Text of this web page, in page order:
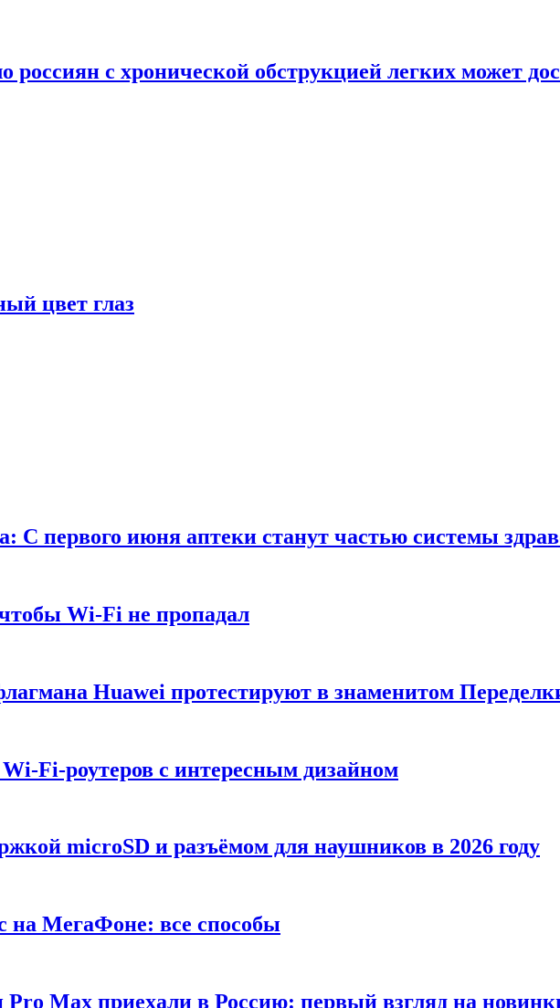
россиян с хронической обструкцией легких может
цвет глаз
С первого июня аптеки станут частью системы
Wi-Fi не пропадал
Huawei протестируют в знаменитом
Fi-роутеров с интересным дизайном
microSD и разъёмом для наушников в 2026 году
на МегаФоне: все способы
Pro Max приехали в Россию: первый взгляд на